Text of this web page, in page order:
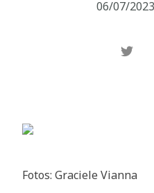
06/07/2023
Fotos: Graciele Vianna